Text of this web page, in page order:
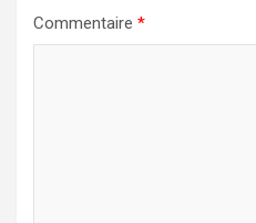
Commentaire *